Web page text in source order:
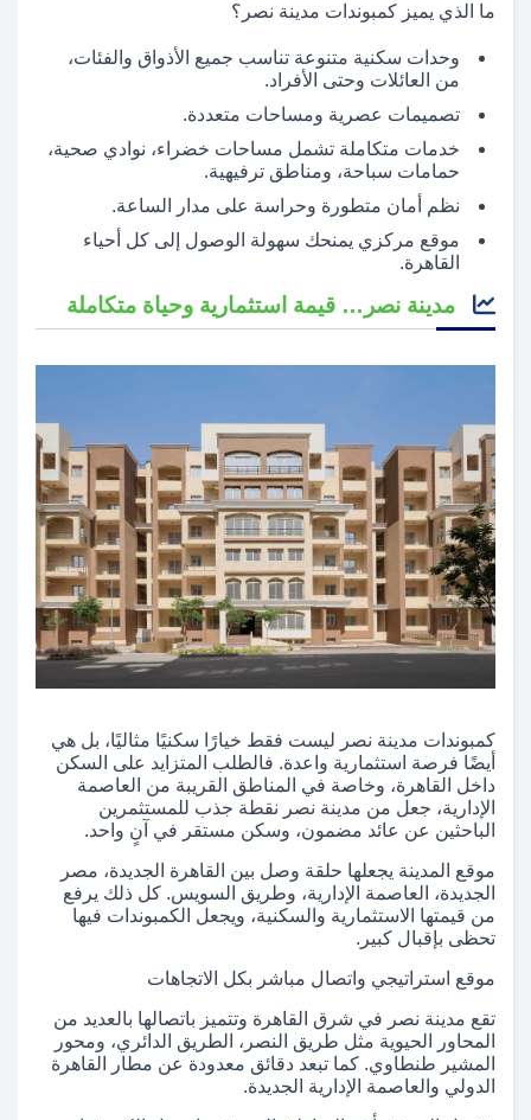
ما الذي يميز كمبوندات مدينة نصر؟
وحدات سكنية متنوعة تناسب جميع الأذواق والفئات،
من العائلات وحتى الأفراد.
تصميمات عصرية ومساحات متعددة.
خدمات متكاملة تشمل مساحات خضراء، نوادي صحية،
حمامات سباحة، ومناطق ترفيهية.
نظم أمان متطورة وحراسة على مدار الساعة.
موقع مركزي يمنحك سهولة الوصول إلى كل أحياء
القاهرة.
مدينة نصر… قيمة استثمارية وحياة متكاملة
كمبوندات مدينة نصر ليست فقط خيارًا سكنيًا مثاليًا، بل هي
أيضًا فرصة استثمارية واعدة. فالطلب المتزايد على السكن
داخل القاهرة، وخاصة في المناطق القريبة من العاصمة
الإدارية، جعل من مدينة نصر نقطة جذب للمستثمرين
الباحثين عن عائد مضمون، وسكن مستقر في آنٍ واحد.
موقع المدينة يجعلها حلقة وصل بين القاهرة الجديدة، مصر
الجديدة، العاصمة الإدارية، وطريق السويس. كل ذلك يرفع
من قيمتها الاستثمارية والسكنية، ويجعل الكمبوندات فيها
تحظى بإقبال كبير.
موقع استراتيجي واتصال مباشر بكل الاتجاهات
تقع مدينة نصر في شرق القاهرة وتتميز باتصالها بالعديد من
المحاور الحيوية مثل طريق النصر، الطريق الدائري، ومحور
المشير طنطاوي. كما تبعد دقائق معدودة عن مطار القاهرة
الدولي والعاصمة الإدارية الجديدة.